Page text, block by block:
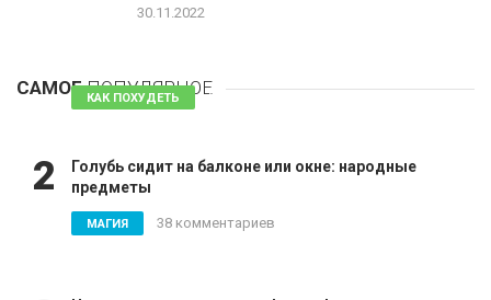
30.11.2022
САМОЕПОПУЛЯРНОЕ
КАК ПОХУДЕТЬ 81 комментарий
2
Голубь сидит на балконе или окне: народные
предметы
МАГИЯ 38 комментариев